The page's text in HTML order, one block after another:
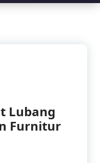
Lubang
Furnitur